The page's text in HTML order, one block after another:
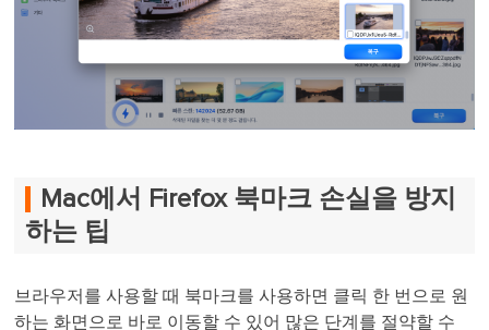
Mac에서 Firefox 북마크 손실을 방지
하는 팁
브라우저를 사용할 때 북마크를 사용하면 클릭 한 번으로 원
하는 화면으로 바로 이동할 수 있어 많은 단계를 절약할 수